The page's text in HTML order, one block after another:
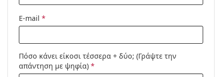
E-mail *
Πόσο κάνει είκοσι τέσσερα + δύο; (Γράψτε την
απάντηση με ψηφία) *